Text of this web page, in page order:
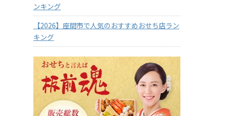
ンキング
【2026】座間市で人気のおすすめおせち店ラン
キング